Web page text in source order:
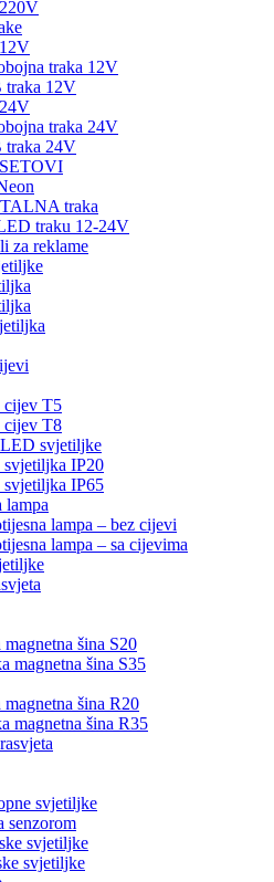
traka 12V
traka 12V
traka 24V
traka 24V
traka
traku 12-24V
za reklame
T5
T8
svjetiljke
IP20
IP65
lampa
lampa – bez cijevi
lampa – sa cijevima
magnetna šina S20
magnetna šina S35
magnetna šina R20
magnetna šina R35
svjetiljke
senzorom
svjetiljke
svjetiljke